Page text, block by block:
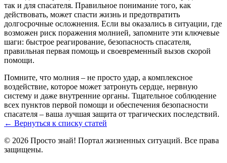
так и для спасателя. Правильное понимание того, как
действовать, может спасти жизнь и предотвратить
долгосрочные осложнения. Если вы оказались в ситуации, где
возможен риск поражения молнией, запомните эти ключевые
шаги: быстрое реагирование, безопасность спасателя,
правильная первая помощь и своевременный вызов скорой
помощи.
Помните, что молния – не просто удар, а комплексное
воздействие, которое может затронуть сердце, нервную
систему и даже внутренние органы. Тщательное соблюдение
всех пунктов первой помощи и обеспечения безопасности
спасателя – ваша лучшая защита от трагических последствий.
← Вернуться к списку статей
© 2026 Просто знай! Портал жизненных ситуаций. Все права
защищены.